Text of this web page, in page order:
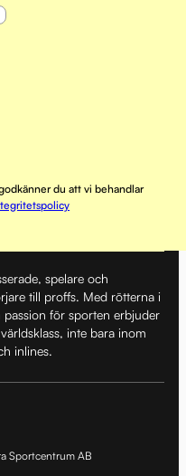
du att vi behandlar
spelare och
till proffs. Med rötterna i
för sporten erbjuder
inte bara inom
inlines.
Sportcentrum AB